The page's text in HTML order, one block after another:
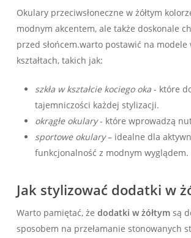
Okulary przeciwsłoneczne w żółtym
modnym ‍akcentem, ale także doskonale
przed słońcem.warto postawić na modele
kształtach, takich jak:
szkła w kształcie kociego oka-⁣ które
tajemniczości‌ każdej stylizacji.
okrągłe okulary-⁣ które wprowadzą
sportowe okulary– idealne dla
funkcjonalność z ⁢modnym wyglądem.
Jak stylizować dodatki w
Warto pamiętać,​ że dodatki w żółtymsą
sposobem ⁤na przełamanie ‌stonowanych